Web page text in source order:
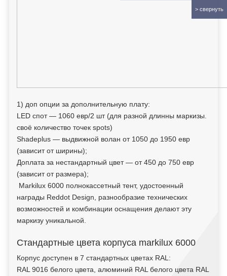
1) доп опции за дополнительную плату:
LED спот — 1060 евр/2 шт (для разной длинны маркизы.
своё количество точек spots)
Shadeplus — выдвижной волан от 1050 до 1950 евр
(зависит от ширины);
Доплата за нестандартный цвет — от 450 до 750 евр
(зависит от размера);
Markilux 6000 полнокассетный тент, удостоенный
награды Reddot Design, разнообразие технических
возможностей и комбинации оснащения делают эту
маркизу уникальной.
Стандартные цвета корпуса markilux 6000
Корпус доступен в 7 стандартных цветах RAL:
RAL 9016 белого цвета, алюминий RAL белого цвета RAL